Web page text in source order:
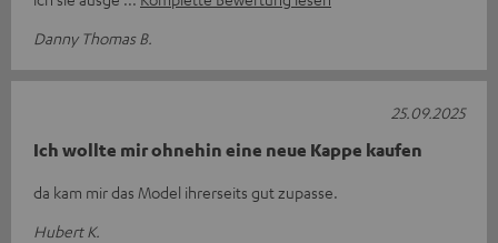
Danny Thomas B.
Ich wollte mir ohnehin eine neue Kappe kaufen
da kam mir das Model ihrerseits gut zupasse.
Hubert K.
25.09.2025